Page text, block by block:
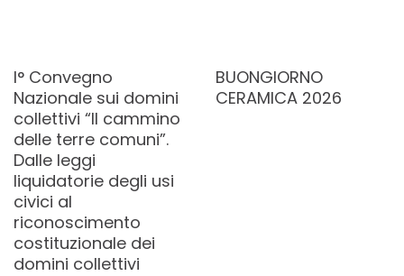
I° Convegno
Nazionale sui domini
collettivi “Il cammino
delle terre comuni”.
Dalle leggi
liquidatorie degli usi
civici al
riconoscimento
costituzionale dei
domini collettivi
BUONGIORNO
CERAMICA 2026